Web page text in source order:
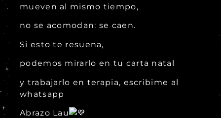
mueven al mismo tiempo,
no se acomodan: se caen.
Si esto te resuena,
podemos mirarlo en tu carta natal
y trabajarlo en terapia, escribime al
whatsapp
Abrazo Lau